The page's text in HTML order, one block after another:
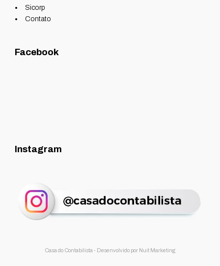
Sicorp
Contato
Facebook
Instagram
Casa do Contabilista - Desenvolvido por Nuit Marketing